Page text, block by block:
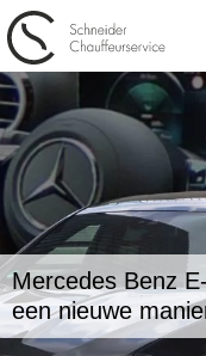
Mercedes Benz
een nieuwe